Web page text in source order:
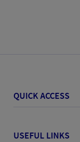
QUICK ACCESS
USEFUL LINKS